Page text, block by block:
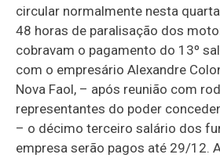
circular normalmente nesta
48 horas de paralisação dos
cobravam o pagamento do 13º
com o empresário Alexandre
Nova Faol, – após reunião com
representantes do poder
– o décimo terceiro salário dos
empresa serão pagos até 29/12.